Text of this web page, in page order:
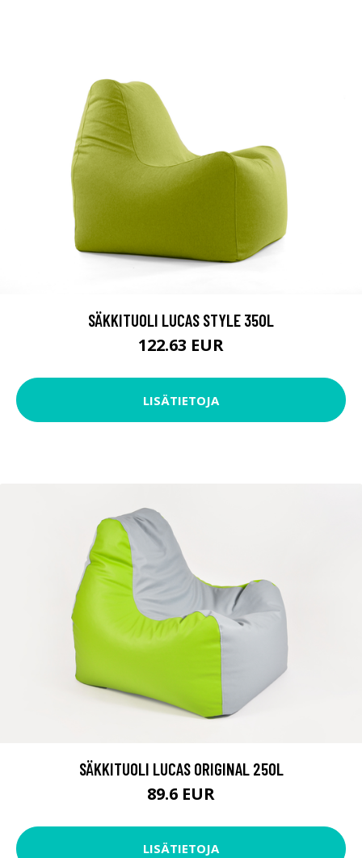
SÄKKITUOLI LUCAS STYLE 350L
122.63 EUR
LISÄTIETOJA
SÄKKITUOLI LUCAS ORIGINAL 250L
89.6 EUR
LISÄTIETOJA